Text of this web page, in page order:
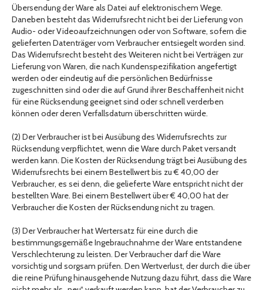
Übersendung der Ware als Datei auf elektronischem Wege.
Daneben besteht das Widerrufsrecht nicht bei der Lieferung von
Audio- oder Videoaufzeichnungen oder von Software, sofern die
gelieferten Datenträger vom Verbraucher entsiegelt worden sind.
Das Widerrufsrecht besteht des Weiteren nicht bei Verträgen zur
Lieferung von Waren, die nach Kundenspezifikation angefertigt
werden oder eindeutig auf die persönlichen Bedürfnisse
zugeschnitten sind oder die auf Grund ihrer Beschaffenheit nicht
für eine Rücksendung geeignet sind oder schnell verderben
können oder deren Verfallsdatum überschritten würde.
(2) Der Verbraucher ist bei Ausübung des Widerrufsrechts zur
Rücksendung verpflichtet, wenn die Ware durch Paket versandt
werden kann. Die Kosten der Rücksendung trägt bei Ausübung des
Widerrufsrechts bei einem Bestellwert bis zu € 40,00 der
Verbraucher, es sei denn, die gelieferte Ware entspricht nicht der
bestellten Ware. Bei einem Bestellwert über € 40,00 hat der
Verbraucher die Kosten der Rücksendung nicht zu tragen.
(3) Der Verbraucher hat Wertersatz für eine durch die
bestimmungsgemäße Ingebrauchnahme der Ware entstandene
Verschlechterung zu leisten. Der Verbraucher darf die Ware
vorsichtig und sorgsam prüfen. Den Wertverlust, der durch die über
die reine Prüfung hinausgehende Nutzung dazu führt, dass die Ware